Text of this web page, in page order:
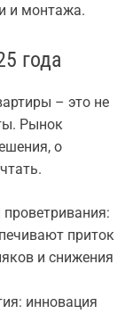
и монтажа.
года
– это не
Рынок
о
приток
и снижения
инновация